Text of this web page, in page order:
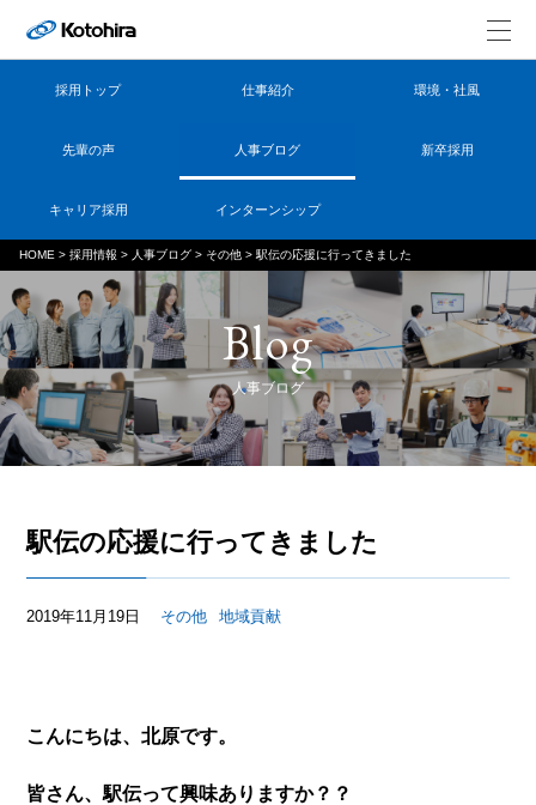
採用トップ 仕事紹介 環境・社風
先輩の声 人事ブログ 新卒採用
キャリア採用 インターンシップ
HOME > 採用情報 > 人事ブログ > その他 > 駅伝の応援に行ってきました
Blog
人事ブログ
駅伝の応援に行ってきました
2019年11月19日 その他 地域貢献
こんにちは、北原です。
皆さん、駅伝って興味ありますか？？